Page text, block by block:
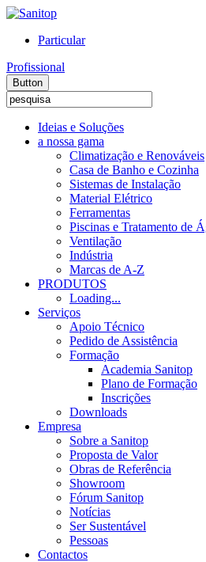
Particular
Profissional
Button
Ideias e Soluções
a nossa gama
Climatização e Renováveis
Casa de Banho e Cozinha
Sistemas de Instalação
Material Elétrico
Ferramentas
Piscinas e Tratamento de
Ventilação
Indústria
Marcas de A-Z
PRODUTOS
Loading...
Serviços
Apoio Técnico
Pedido de Assistência
Formação
Academia Sanitop
Plano de Formação
Inscrições
Downloads
Empresa
Sobre a Sanitop
Proposta de Valor
Obras de Referência
Showroom
Fórum Sanitop
Notícias
Ser Sustentável
Pessoas
Contactos